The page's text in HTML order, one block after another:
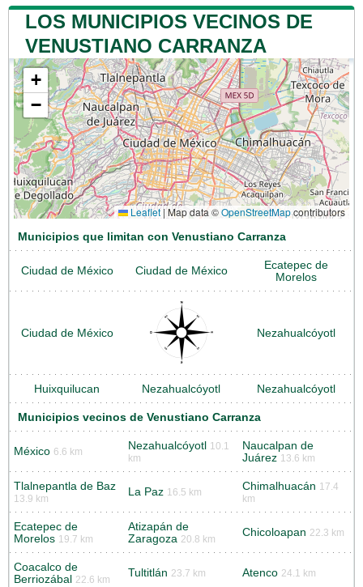
LOS MUNICIPIOS VECINOS DE
VENUSTIANO CARRANZA
+
−
Leaflet|Map data ©OpenStreetMapcontributors
Municipios que limitan con Venustiano Carranza
Ciudad de México Ciudad de México
Ecatepec de
Morelos
Ciudad de México Nezahualcóyotl
Huixquilucan Nezahualcóyotl Nezahualcóyotl
Municipios vecinos de Venustiano Carranza
México 6.6 km Nezahualcóyotl
10.1
km
Naucalpan de
Juárez 13.6 km
Tlalnepantla de Baz
13.9 km
La Paz 16.5 km Chimalhuacán 17.4
km
Ecatepec de
Morelos 19.7 km
Atizapán de
Zaragoza 20.8 km
Chicoloapan 22.3 km
Coacalco de
Berriozábal
22.6 km
Tultitlán 23.7 km Atenco 24.1 km